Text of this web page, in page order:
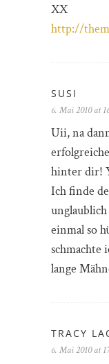
XX
http://
SUSI
6. Mai 2010 at
Uii, na
hinter dir!
Ich finde
einmal so
schmachte
lange
TRACY
6. Mai 2010 at